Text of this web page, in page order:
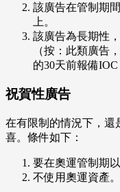
該廣告在管制期
上。
該廣告為長期性
（按：此類廣告
的30天前報備
祝賀性廣告
在有限制的情況下，還
喜。條件如下：
要在奧運管制期
不使用奧運資產。